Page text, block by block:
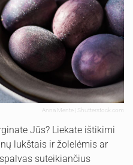
Anna Mente | Shutterstock.com
Jūs? Liekate ištikimi
lukštais ir žolelėmis ar
suteikiančius